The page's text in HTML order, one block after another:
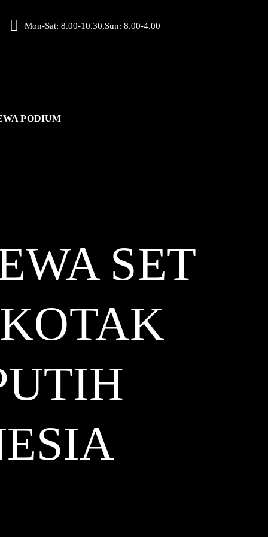
Mon-Sat: 8.00-10.30,Sun: 8.00-4.00
PODIUM
SET